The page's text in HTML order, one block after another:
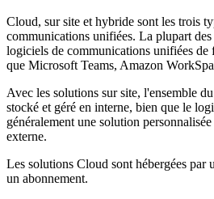
Cloud, sur site et hybride sont les trois
communications unifiées. La plupart
logiciels de communications unifiées de
que Microsoft Teams, Amazon
Avec les solutions sur site, l'ensemble
stocké et géré en interne, bien que le
généralement une solution
externe.
Les solutions Cloud sont hébergées par
un abonnement.